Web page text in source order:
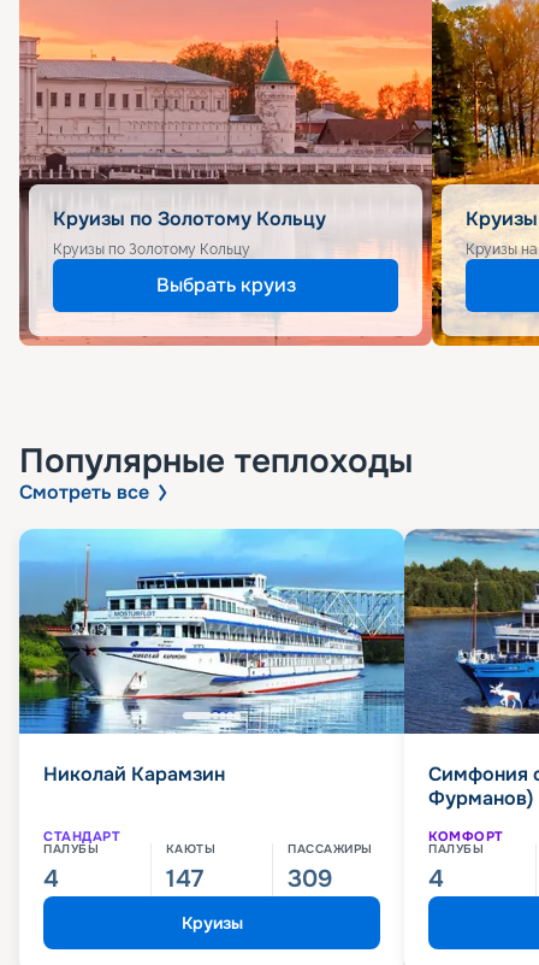
Круизы по Золотому Кольцу
Круизы по Золотому Кольцу
Выбрать круиз
Круизы
Популярные теплоходы
Смотреть все
Николай Карамзин
СТАНДАРТ
ПАЛУБЫ
4
КАЮТЫ
147
ПАССАЖИРЫ
309
Круизы
Симфония
Фурманов)
КОМФОРТ
ПАЛУБЫ
4